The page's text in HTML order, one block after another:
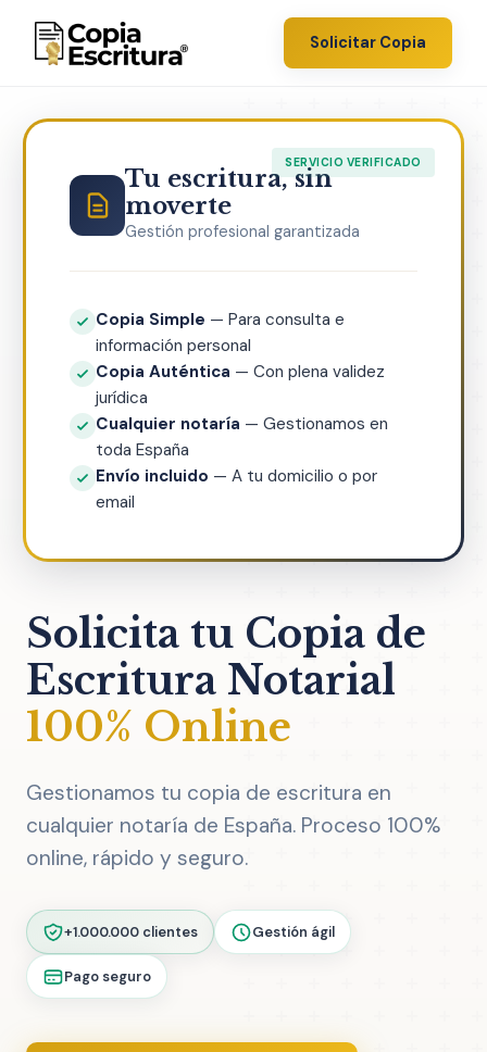
Solicitar Copia
Solicita tu Copia de
Escritura Notarial
100% Online
Gestionamos tu copia de escritura en
cualquier notaría de España. Proceso 100%
online, rápido y seguro.
+1.000.000 clientes Gestión ágil
Pago seguro
Tu escritura, sin
moverte
Gestión profesional garantizada
Copia Simple — Para consulta e
información personal
Copia Auténtica — Con plena validez
jurídica
Cualquier notaría — Gestionamos en
toda España
Envío incluido — A tu domicilio o por
email